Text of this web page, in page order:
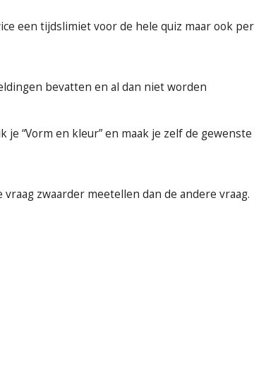
een tijdslimiet voor de hele quiz maar ook per
bevatten en al dan niet worden
“Vorm en kleur” en maak je zelf de gewenste
zwaarder meetellen dan de andere vraag.